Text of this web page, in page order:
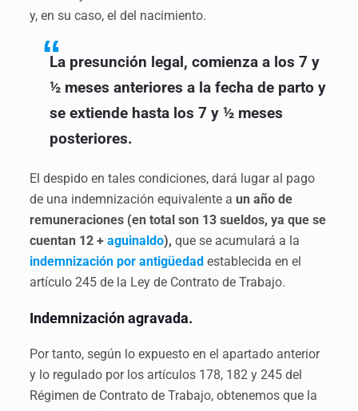
y, en su caso, el del nacimiento.
La presunción legal, comienza a los 7 y
½ meses anteriores a la fecha de parto y
se extiende hasta los 7 y ½ meses
posteriores.
El despido en tales condiciones, dará lugar al pago
de una indemnización equivalente a un año de
remuneraciones (en total son 13 sueldos, ya que se
cuentan 12 + aguinaldo), que se acumulará a la
indemnización por antigüedadestablecida en el
artículo 245 de la Ley de Contrato de Trabajo.
Indemnización agravada.
Por tanto, según lo expuesto en el apartado anterior
y lo regulado por los artículos 178, 182 y 245 del
Régimen de Contrato de Trabajo, obtenemos que la